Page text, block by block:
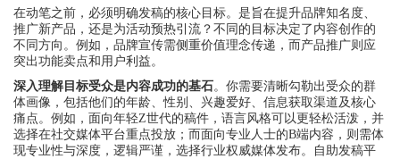
在动笔之前，必须明确发稿的核心目标。是旨在提升品牌知名度、
推广新产品，还是为活动预热引流？不同的目标决定了内容创作的
不同方向。例如，品牌宣传需侧重价值理念传递，而产品推广则应
突出功能卖点和用户利益。
深入理解目标受众是内容成功的基石。你需要清晰勾勒出受众的群
体画像，包括他们的年龄、性别、兴趣爱好、信息获取渠道及核心
痛点。例如，面向年轻Z世代的稿件，语言风格可以更轻松活泼，并
选择在社交媒体平台重点投放；而面向专业人士的B端内容，则需体
现专业性与深度，逻辑严谨，选择行业权威媒体发布。自助发稿平